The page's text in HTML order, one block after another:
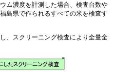
ム濃度を計測した場合、検査台数や
島県で作られるすべての米を検査す
、スクリーニング検査により全量全